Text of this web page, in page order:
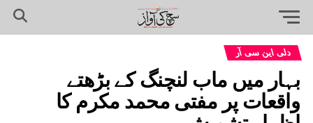
دلی این سی آر
بہار میں ماب لنچنگ کے بڑھتے
واقعات پر مفتی محمد مکرم کا